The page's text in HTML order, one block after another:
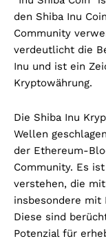
den Shiba Inu
Community
verdeutlicht die
Inu und ist ein
Kryptowährung.
Die Shiba Inu
Wellen
der Ethereum-
Community. Es
verstehen, die
insbesondere mit
Diese sind
Potenzial für